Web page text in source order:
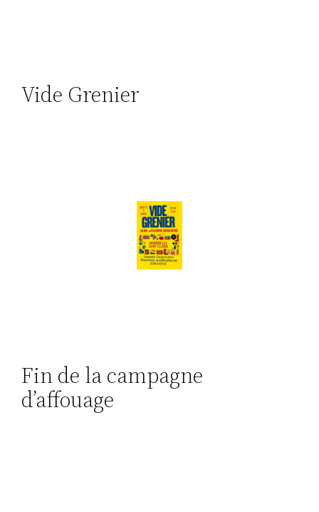
Vide Grenier
Fin de la campagne
d’affouage